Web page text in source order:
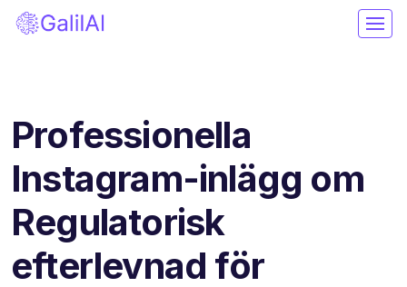
Professionella
Instagram-inlägg om
Regulatorisk
efterlevnad för